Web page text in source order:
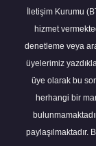
İletişim Kurumu
hizmet
denetleme veya
üyelerimiz
üye olarak bu
herhangi bir
paylaşılmaktadır.